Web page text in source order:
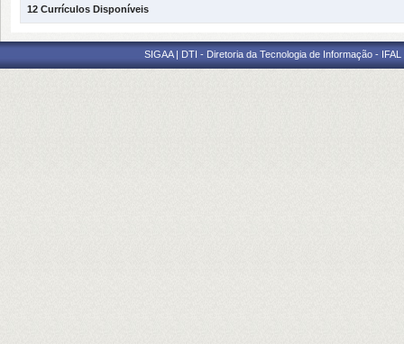
12 Currículos Disponíveis
SIGAA | DTI - Diretoria da Tecnologia de Informação -